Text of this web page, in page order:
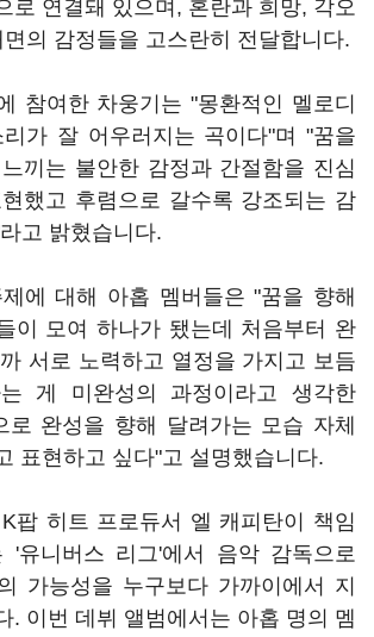
로 연결돼 있으며, 혼란과 희망, 각오
의 감정들을 고스란히 전달합니다.
참여한 차웅기는 "몽환적인 멜로디
가 잘 어우러지는 곡이다"며 "꿈을
끼는 불안한 감정과 간절함을 진심
했고 후렴으로 갈수록 강조되는 감
고 밝혔습니다.
에 대해 아홉 멤버들은 "꿈을 향해
이 모여 하나가 됐는데 처음부터 완
서로 노력하고 열정을 가지고 보듬
게 미완성의 과정이라고 생각한
로 완성을 향해 달려가는 모습 자체
표현하고 싶다"고 설명했습니다.
팝 히트 프로듀서 엘 캐피탄이 책임
'유니버스 리그'에서 음악 감독으로
가능성을 누구보다 가까이에서 지
. 이번 데뷔 앨범에서는 아홉 명의 멤